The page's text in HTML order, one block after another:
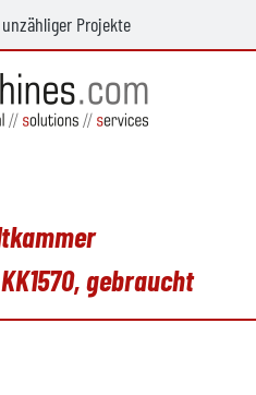
Projekte
gebraucht